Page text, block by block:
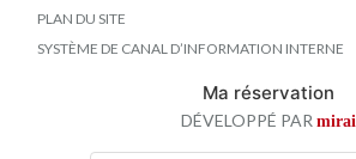
PLAN DU SITE
SYSTÈME DE CANAL D’INFORMATION INTERNE
Ma réservation
DÉVELOPPÉ PAR mirai